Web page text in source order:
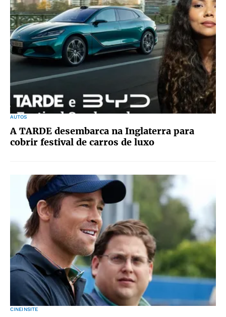
AUTOS
A TARDE desembarca na Inglaterra para
cobrir festival de carros de luxo
CINEINSITE